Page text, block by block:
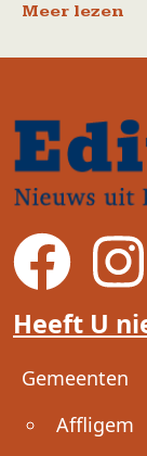
Meer lezen
Heeft U
Voet
Gemeenten
Affligem